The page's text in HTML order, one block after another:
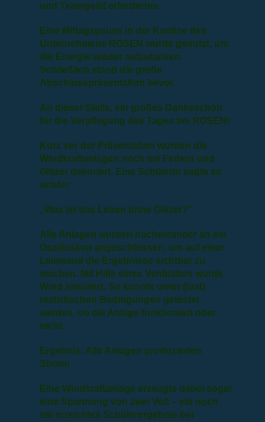
und Teamgeist erforderten.
Eine Mittagspause in der Kantine des
Unternehmens ROSEN wurde genutzt, um
die Energie wieder aufzutanken.
Schließlich stand die große
Abschlusspräsentation bevor.
An dieser Stelle, ein großes Dankeschön
für die Verpflegung des Tages bei ROSEN!
Kurz vor der Präsentation wurden die
Windkraftanlagen noch mit Federn und
Glitzer dekoriert. Eine Schülerin sagte so
schön:
„Was ist das Leben ohne Glitzer?“
Alle Anlagen wurden nacheinander an ein
Oszilloskop angeschlossen, um auf einer
Leinwand die Ergebnisse sichtbar zu
machen. Mit Hilfe eines Ventilators wurde
Wind simuliert. So konnte unter (fast)
realistischen Bedingungen getestet
werden, ob die Anlage funktioniert oder
nicht.
Ergebnis: Alle Anlagen produzierten
Strom!
Eine Windkraftanlage erzeugte dabei sogar
eine Spannung von zwei Volt – ein noch
nie erreichtes Schülerergebnis bei